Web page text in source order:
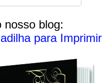
nosso blog:
para Imprimir